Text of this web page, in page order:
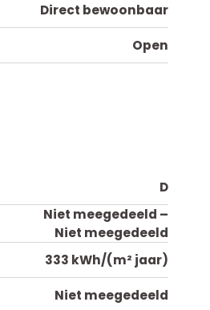
Direct bewoonbaar
Open
D
Niet meegedeeld –
Niet meegedeeld
333 kWh/(m² jaar)
Niet meegedeeld